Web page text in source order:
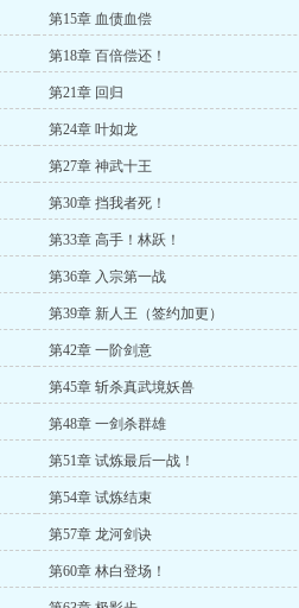
第15章 血债血偿
第18章 百倍偿还！
第21章 回归
第24章 叶如龙
第27章 神武十王
第30章 挡我者死！
第33章 高手！林跃！
第36章 入宗第一战
第39章 新人王（签约加更）
第42章 一阶剑意
第45章 斩杀真武境妖兽
第48章 一剑杀群雄
第51章 试炼最后一战！
第54章 试炼结束
第57章 龙河剑诀
第60章 林白登场！